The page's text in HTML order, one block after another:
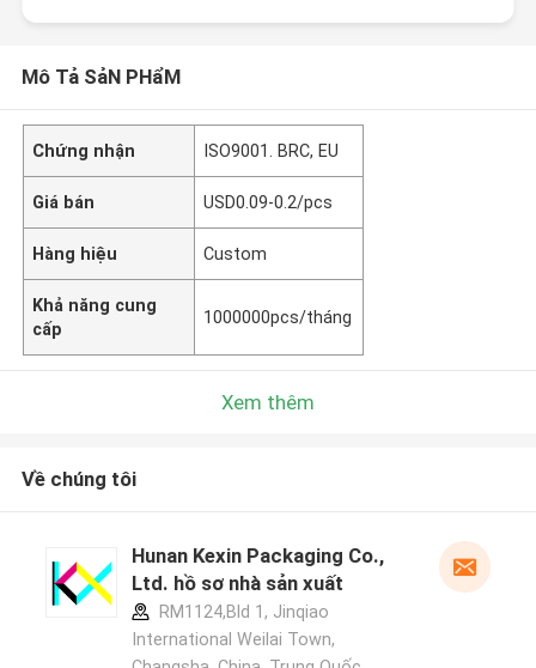
Mô Tả SảN PHẩM
Chứng nhận ISO9001. BRC, EU
Giá bán USD0.09-0.2/pcs
Hàng hiệu Custom
Khả năng cung
cấp
1000000pcs/tháng
Xem thêm
Về chúng tôi
Hunan Kexin Packaging Co.,
Ltd. hồ sơ nhà sản xuất
RM1124,Bld 1, Jinqiao
International Weilai Town,